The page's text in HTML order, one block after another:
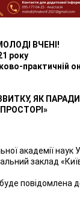
ВЧЕНІ!
року
практичній
ЯК
академії
заклад
повідомлена